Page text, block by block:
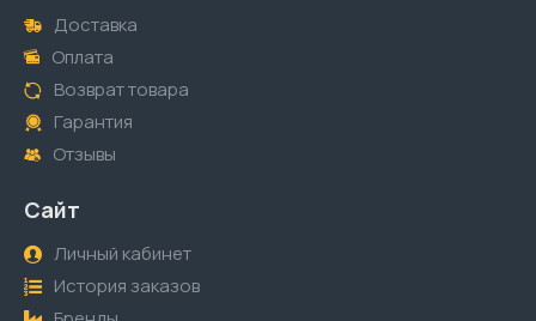
Доставка
Оплата
Возврат товара
Гарантия
Отзывы
Сайт
Личный кабинет
История заказов